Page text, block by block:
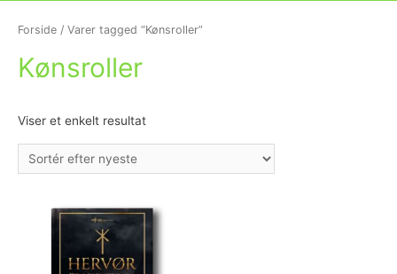
Forside / Varer tagged “Kønsroller”
Kønsroller
Viser et enkelt resultat